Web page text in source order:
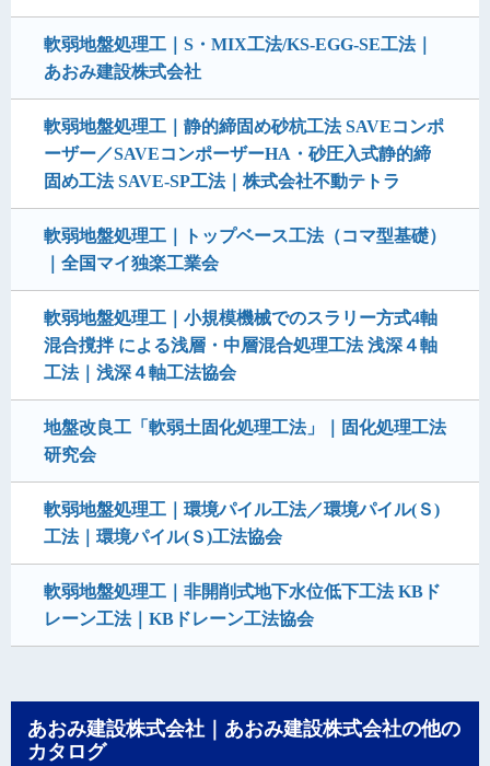
軟弱地盤処理工｜S・MIX工法/KS-EGG-SE工法｜
あおみ建設株式会社
軟弱地盤処理工｜静的締固め砂杭工法 SAVEコンポ
ーザー／SAVEコンポーザーHA・砂圧入式静的締
固め工法 SAVE-SP工法｜株式会社不動テトラ
軟弱地盤処理工｜トップベース工法（コマ型基礎）
｜全国マイ独楽工業会
軟弱地盤処理工｜小規模機械でのスラリー方式4軸
混合撹拌 による浅層・中層混合処理工法 浅深４軸
工法｜浅深４軸工法協会
地盤改良工「軟弱土固化処理工法」｜固化処理工法
研究会
軟弱地盤処理工｜環境パイル工法／環境パイル(Ｓ)
工法｜環境パイル(Ｓ)工法協会
軟弱地盤処理工｜非開削式地下水位低下工法 KBド
レーン工法｜KBドレーン工法協会
あおみ建設株式会社｜あおみ建設株式会社の他の
カタログ